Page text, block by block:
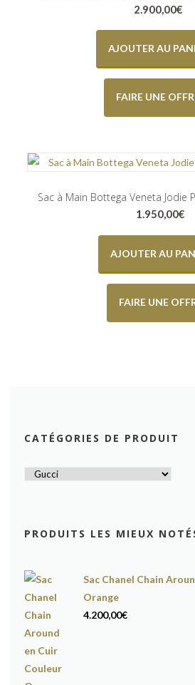
2.900,00€
AJOUTER AU
FAIRE UNE
Sac à Main Bottega Veneta Jodie
1.950,00€
AJOUTER AU
FAIRE UNE
CATÉGORIES DE PRODUIT
PRODUITS LES MIEUX
Sac Chanel Chain
Orange
4.200,00€